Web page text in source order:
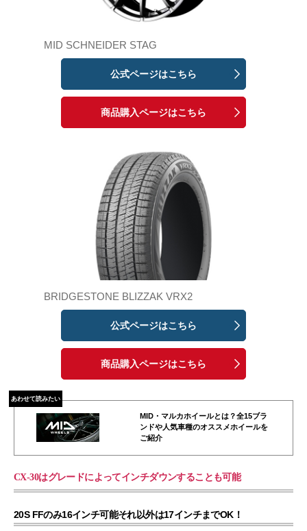
MID SCHNEIDER STAG
公式ページはこちら
商品購入ページはこちら
BRIDGESTONE BLIZZAK VRX2
公式ページはこちら
商品購入ページはこちら
あわせて読みたい
MID・マルカホイールとは？全15ブラ
ンドや人気車種のオススメホイールを
ご紹介
CX-30はグレードによってインチダウンすることも可能
20S FFのみ16インチ可能それ以外は17インチまでOK！